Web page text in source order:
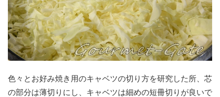
色々とお好み焼き用のキャベツの切り方を研究した所、芯
の部分は薄切りにし、キャベツは細めの短冊切りが良いで